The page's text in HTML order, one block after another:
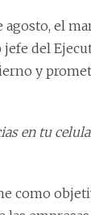
agosto, el
del
y
en tu
como